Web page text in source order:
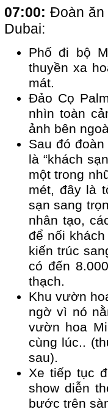
07:00: Đoàn ăn
Dubai:
Phố đi bộ
thuyền xa
mát.
Đảo Cọ
nhìn toàn
ảnh bên
Sau đó
là “khách
một trong
mét, đây là
sạn sang
nhân tạo,
để nối
kiến trúc
có đến
thạch.
Khu vườn
ngờ vì nó
vườn hoa
cùng lúc..
sau).
Xe tiếp tục
show diễn
bước trên